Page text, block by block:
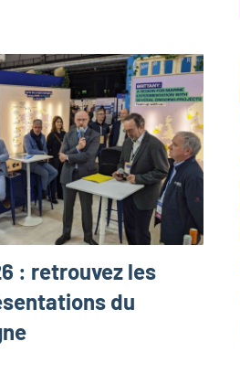
: retrouvez les
du